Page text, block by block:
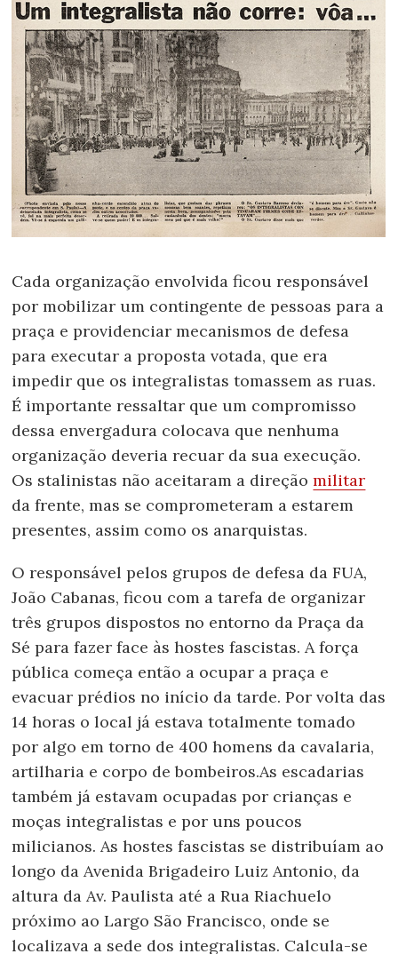
Cada organização envolvida ficou responsável
por mobilizar um contingente de pessoas para a
praça e providenciar mecanismos de defesa
para executar a proposta votada, que era
impedir que os integralistas tomassem as ruas.
É importante ressaltar que um compromisso
dessa envergadura colocava que nenhuma
organização deveria recuar da sua execução.
Os stalinistas não aceitaram a direçãomilitar
da frente, mas se comprometeram a estarem
presentes, assim como os anarquistas.
O responsável pelos grupos de defesa da FUA,
João Cabanas, ficou com a tarefa de organizar
três grupos dispostos no entorno da Praça da
Sé para fazer face às hostes fascistas. A força
pública começa então a ocupar a praça e
evacuar prédios no início da tarde. Por volta das
14 horas o local já estava totalmente tomado
por algo em torno de 400 homens da cavalaria,
artilharia e corpo de bombeiros.As escadarias
também já estavam ocupadas por crianças e
moças integralistas e por uns poucos
milicianos. As hostes fascistas se distribuíam ao
longo da Avenida Brigadeiro Luiz Antonio, da
altura da Av. Paulista até a Rua Riachuelo
próximo ao Largo São Francisco, onde se
localizava a sede dos integralistas. Calcula-se